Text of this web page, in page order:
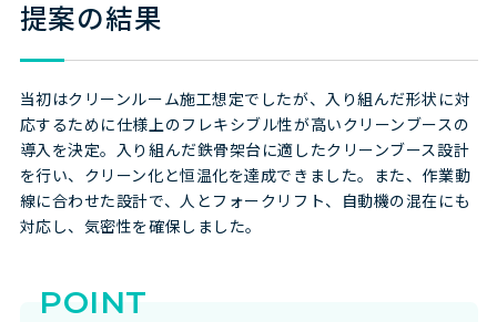
提案の結果
当初はクリーンルーム施工想定でしたが、入り組んだ形状に対
応するために仕様上のフレキシブル性が高いクリーンブースの
導入を決定。入り組んだ鉄骨架台に適したクリーンブース設計
を行い、クリーン化と恒温化を達成できました。また、作業動
線に合わせた設計で、人とフォークリフト、自動機の混在にも
対応し、気密性を確保しました。
POINT